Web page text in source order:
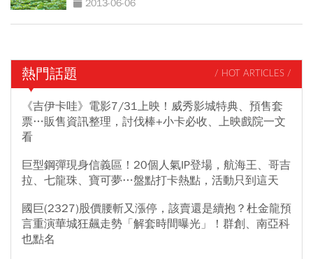
2013-06-06
熱門話題 / HOT ARTICLES /
《吉伊卡哇》電影7/31上映！威秀影城特典、預售套
票…販售資訊整理，討伐棒+小卡必收、上映戲院一文
看
巨型鋼彈現身信義區！20個人氣IP登場，航海王、哥吉
拉、七龍珠、寶可夢…盤點打卡熱點，活動只到這天
國巨(2327)股價腰斬又漲停，該賣還是續抱？杜金龍預
言重演華城狂飆走勢「解套時間曝光」！群創、南亞科
也點名